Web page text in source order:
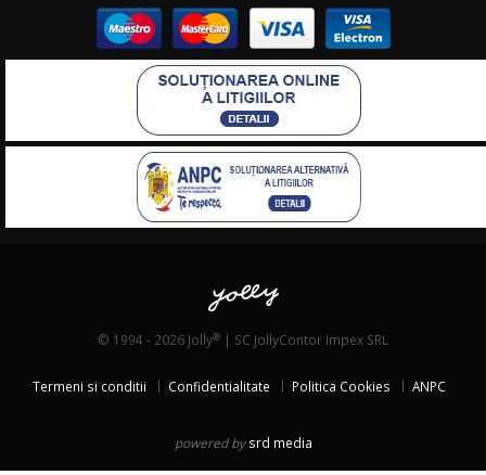
© 1994 - 2026 Jolly® | SC JollyContor Impex SRL
Termeni si conditii Confidentialitate Politica Cookies ANPC
powered by srd media